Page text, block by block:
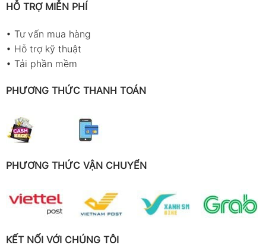
HỖ TRỢ MIỄN PHÍ
• Tư vấn mua hàng
• Hỗ trợ kỹ thuật
• Tải phần mềm
PHƯƠNG THỨC THANH TOÁN
PHƯƠNG THỨC VẬN CHUYỂN
KẾT NỐI VỚI CHÚNG TÔI